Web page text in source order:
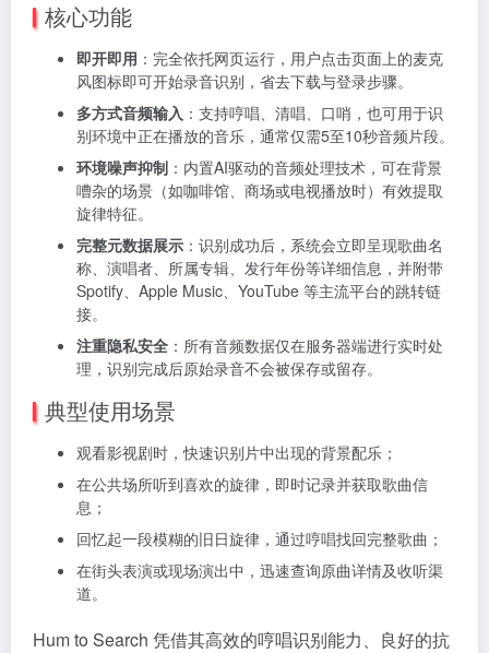
核心功能
即开即用 ：完全依托网页运行，用户点击页面上的麦克
风图标即可开始录音识别，省去下载与登录步骤。
多方式音频输入 ：支持哼唱、清唱、口哨，也可用于识
别环境中正在播放的音乐，通常仅需5至10秒音频片段。
环境噪声抑制 ：内置AI驱动的音频处理技术，可在背景
嘈杂的场景（如咖啡馆、商场或电视播放时）有效提取
旋律特征。
完整元数据展示 ：识别成功后，系统会立即呈现歌曲名
称、演唱者、所属专辑、发行年份等详细信息，并附带
Spotify、Apple Music、YouTube 等主流平台的跳转链
接。
注重隐私安全 ：所有音频数据仅在服务器端进行实时处
理，识别完成后原始录音不会被保存或留存。
典型使用场景
观看影视剧时，快速识别片中出现的背景配乐；
在公共场所听到喜欢的旋律，即时记录并获取歌曲信
息；
回忆起一段模糊的旧日旋律，通过哼唱找回完整歌曲；
在街头表演或现场演出中，迅速查询原曲详情及收听渠
道。
Hum to Search 凭借其高效的哼唱识别能力、良好的抗